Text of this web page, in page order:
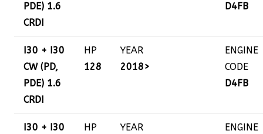
PDE) 1.6
CRDI
D4FB
I30 + I30
CW (PD,
PDE) 1.6
CRDI
HP
128
YEAR
2018>
ENGINE
CODE
D4FB
I30 + I30
HP
YEAR
ENGINE